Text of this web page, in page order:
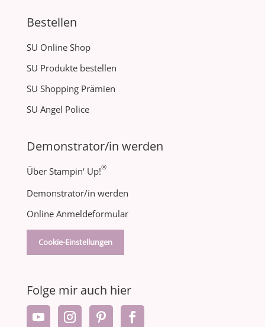
Bestellen
SU Online Shop
SU Produkte bestellen
SU Shopping Prämien
SU Angel Police
Demonstrator/in werden
Über Stampin‘ Up!®
Demonstrator/in werden
Online Anmeldeformular
Cookie-Einstellungen
Folge mir auch hier